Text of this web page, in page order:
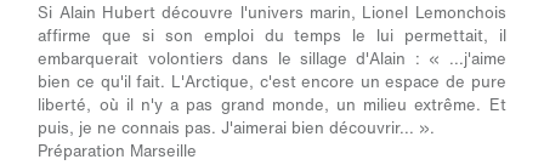
Si Alain Hubert découvre l'univers marin, Lionel Lemonchois
affirme que si son emploi du temps le lui permettait, il
embarquerait volontiers dans le sillage d'Alain : « ...j'aime
bien ce qu'il fait. L'Arctique, c'est encore un espace de pure
liberté, où il n'y a pas grand monde, un milieu extrême. Et
puis, je ne connais pas. J'aimerai bien découvrir... ».
Préparation Marseille